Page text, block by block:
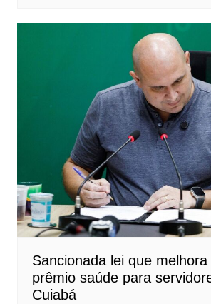
Sancionada lei que
prêmio saúde para
Cuiabá